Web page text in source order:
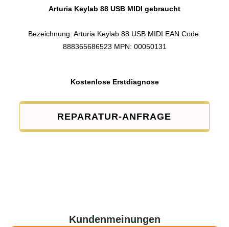
Arturia Keylab 88 USB MIDI gebraucht
Bezeichnung: Arturia Keylab 88 USB MIDI EAN Code:
888365686523 MPN: 00050131
Kostenlose Erstdiagnose
REPARATUR-ANFRAGE
Kundenmeinungen